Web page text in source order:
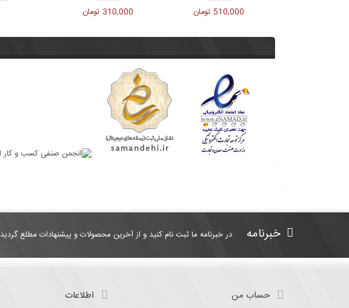
310,000 تومان 510,000 تومان
خبرنامه در خبرنامه ما ثبت نام کنید و از آخرین محصولات و پیشنهادات مطلع گردید
حساب من اطلاعات